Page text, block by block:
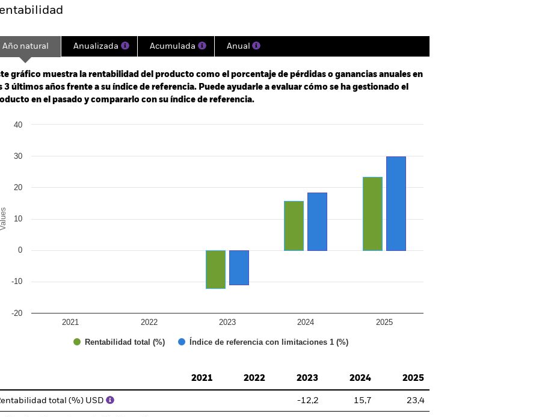
2022-09-30 00:00:00 to 2026-07-31 00:00:00.
0 to 90.
Año natural Anualizada Acumulada Anual
gráfico muestra la rentabilidad del producto como el porcentaje de pérdidas o ganancias anuales en
3 últimos años frente a su índice de referencia. Puede ayudarle a evaluar cómo se ha gestionado el
en el pasado y compararlo con su índice de referencia.
chart with 2 data series.
Values
Rentabilidad total (%) Índice de referencia con limitaciones 1 (%)
2021 2022 2023 2024 2025
-20
-10
0
10
20
30
40
2021
2022 2023 2024 2025
total (%) USD -12,2 15,7 23,4